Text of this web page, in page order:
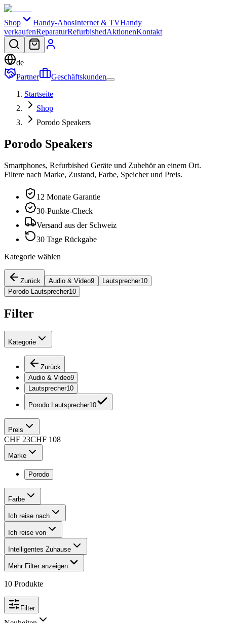
Shop Handy-AbosInternet & TVHandy
verkaufenReparaturRefurbishedAktionenKontakt
de
Partner
Geschäftskunden
Startseite
Shop
Porodo Speakers
Porodo Speakers
Smartphones, Refurbished Geräte und Zubehör an einem Ort.
Filtere nach Marke, Zustand, Farbe, Speicher und Preis.
12 Monate Garantie
30-Punkte-Check
Versand aus der Schweiz
30 Tage Rückgabe
Kategorie wählen
Zurück Audio & Video9 Lautsprecher10
Porodo Lautsprecher10
Filter
Kategorie
Zurück
Audio & Video9
Lautsprecher10
Porodo Lautsprecher10
Preis
CHF 23CHF 108
Marke
Porodo
Farbe
Ich reise nach
Ich reise von
Intelligentes Zuhause
Mehr Filter anzeigen
10 Produkte
Filter